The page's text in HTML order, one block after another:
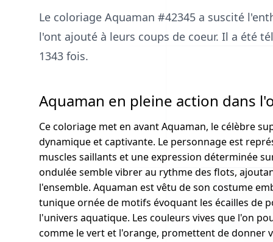
Le coloriage Aquaman #42345 a suscité
l'ont ajouté à leurs coups de coeur. Il a été
1343 fois.
Aquaman en pleine action dans
Ce coloriage met en avant Aquaman, le célèbre
dynamique et captivante. Le personnage est
muscles saillants et une expression déterminée
ondulée semble vibrer au rythme des flots,
l'ensemble. Aquaman est vêtu de son costume
tunique ornée de motifs évoquant les écailles de
l'univers aquatique. Les couleurs vives que l'on
comme le vert et l'orange, promettent de donner